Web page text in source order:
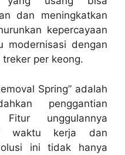
dan meningkatkan
kepercayaan
modernisasi dengan
per keong.
Spring” adalah
penggantian
unggulannya
waktu kerja dan
ini tidak hanya